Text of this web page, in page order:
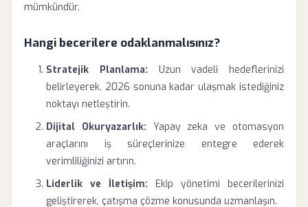
mümkündür.
Hangi becerilere odaklanmalısınız?
Stratejik Planlama: Uzun vadeli hedeflerinizi
belirleyerek, 2026 sonuna kadar ulaşmak istediğiniz
noktayı netleştirin.
Dijital Okuryazarlık: Yapay zeka ve otomasyon
araçlarını iş süreçlerinize entegre ederek
verimliliğinizi artırın.
Liderlik ve İletişim: Ekip yönetimi becerilerinizi
geliştirerek, çatışma çözme konusunda uzmanlaşın.